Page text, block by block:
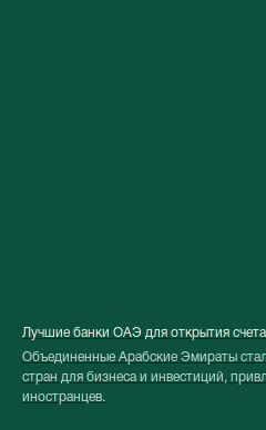
Лучшие банки ОАЭ для открытия
Объединенные Арабские Эмираты
стран для бизнеса и инвестиций,
иностранцев.